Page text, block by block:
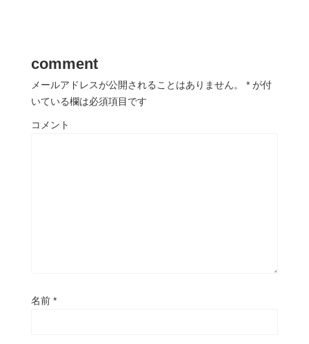
comment
メールアドレスが公開されることはありません。 * が付
いている欄は必須項目です
コメント
名前 *